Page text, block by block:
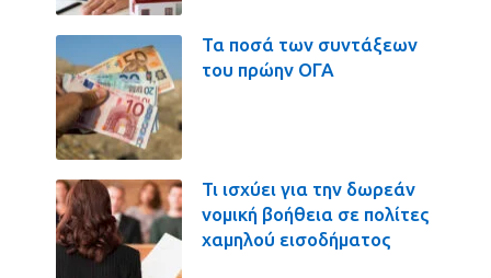
Τα ποσά των συντάξεων
του πρώην ΟΓΑ
Τι ισχύει για την δωρεάν
νομική βοήθεια σε πολίτες
χαμηλού εισοδήματος